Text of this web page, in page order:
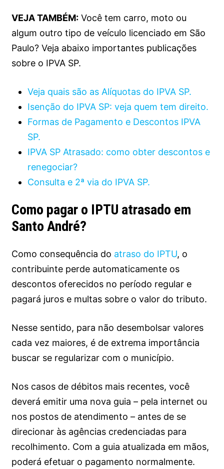
VEJA TAMBÉM: Você tem carro, moto ou
algum outro tipo de veículo licenciado em São
Paulo? Veja abaixo importantes publicações
sobre o IPVA SP.
Veja quais são as Alíquotas do IPVA SP.
Isenção do IPVA SP: veja quem tem direito.
Formas de Pagamento e Descontos IPVA
SP.
IPVA SP Atrasado: como obter descontos e
renegociar?
Consulta e 2ª via do IPVA SP.
Como pagar o IPTU atrasado em
Santo André?
Como consequência do atraso do IPTU, o
contribuinte perde automaticamente os
descontos oferecidos no período regular e
pagará juros e multas sobre o valor do tributo.
Nesse sentido, para não desembolsar valores
cada vez maiores, é de extrema importância
buscar se regularizar com o município.
Nos casos de débitos mais recentes, você
deverá emitir uma nova guia – pela internet ou
nos postos de atendimento – antes de se
direcionar às agências credenciadas para
recolhimento. Com a guia atualizada em mãos,
poderá efetuar o pagamento normalmente.